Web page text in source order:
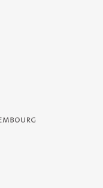
- Service